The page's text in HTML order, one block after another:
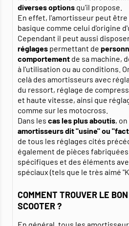
diverses options qu'il propose.
En effet, l'amortisseur peut
basique comme celui d'origine
Cependant il peut aussi
réglages permettant de
comportement de sa machine,
à l'utilisation ou au conditions.
celà des amortisseurs avec
du ressort, réglage de
et haute vitesse, ainsi que
comme sur les motocross.
Dans les cas les plus aboutis,
amortisseurs dit "usine" ou
de tous les réglages cités
également de pièces
spécifiques et des éléments
spéciaux (tels que le très aimé
COMMENT TROUVER LE
SCOOTER ?